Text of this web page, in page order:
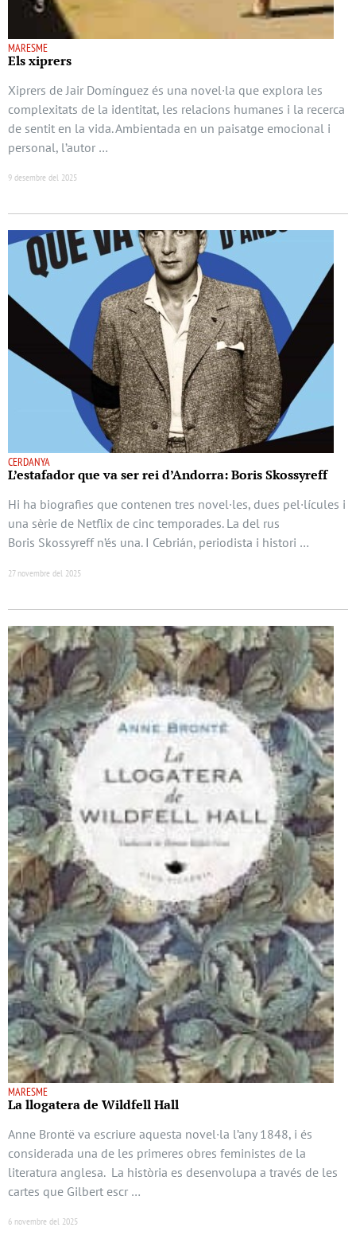
MARESME
Els xiprers
Xiprers de Jair Domínguez és una novel·la que explora les
complexitats de la identitat, les relacions humanes i la recerca
de sentit en la vida. Ambientada en un paisatge emocional i
personal, l’autor …
9 desembre del 2025
CERDANYA
L’estafador que va ser rei d’Andorra: Boris Skossyreff
Hi ha biografies que contenen tres novel·les, dues pel·lícules i
una sèrie de Netflix de cinc temporades. La del rus
Boris Skossyreff n’és una. I Cebrián, periodista i histori …
27 novembre del 2025
MARESME
La llogatera de Wildfell Hall
Anne Brontë va escriure aquesta novel·la l’any 1848, i és
considerada una de les primeres obres feministes de la
literatura anglesa. La història es desenvolupa a través de les
cartes que Gilbert escr …
6 novembre del 2025